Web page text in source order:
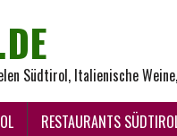
Südtirol, Italienische
RESTAURANTS